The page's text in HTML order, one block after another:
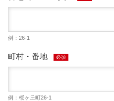
例：26-1
町村・番地 必須
例：桜ヶ丘町26-1